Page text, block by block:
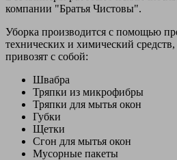
компании "Братья Чистовы".
Уборка производится с помощью
технических и химический
привозят с собой:
Швабра
Тряпки из микрофибры
Тряпки для мытья окон
Губки
Щетки
Сгон для мытья окон
Мусорные пакеты